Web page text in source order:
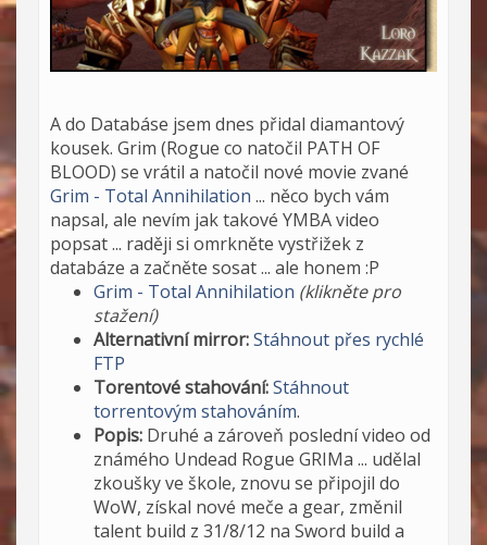
A do Databáse jsem dnes přidal diamantový
kousek. Grim (Rogue co natočil PATH OF
BLOOD) se vrátil a natočil nové movie zvané
Grim - Total Annihilation ... něco bych vám
napsal, ale nevím jak takové YMBA video
popsat ... raději si omrkněte vystřižek z
databáze a začněte sosat ... ale honem :P
Grim - Total Annihilation (klikněte pro
stažení)
Alternativní mirror:Stáhnout přes rychlé
FTP
Torentové stahování:Stáhnout
torrentovým stahováním.
Popis: Druhé a zároveň poslední video od
známého Undead Rogue GRIMa ... udělal
zkoušky ve škole, znovu se připojil do
WoW, získal nové meče a gear, změnil
talent build z 31/8/12 na Sword build a